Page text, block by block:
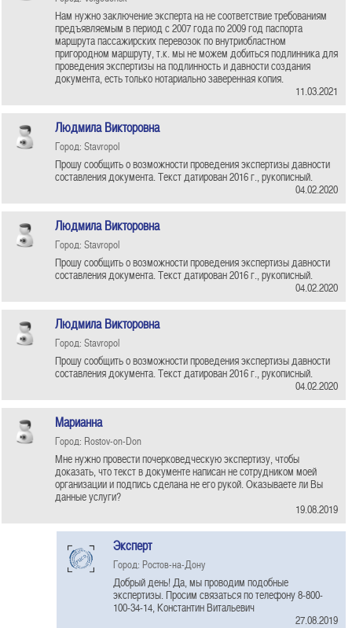
Нам нужно заключение эксперта на не соответствие требованиям
предъявляемым в период с 2007 года по 2009 год паспорта
маршрута пассажирских перевозок по внутриобластном
пригородном маршруту, т.к. мы не можем добиться подлинника для
проведения экспертизы на подлинность и давности создания
документа, есть только нотариально заверенная копия.
11.03.2021
Людмила Викторовна
Город: Stavropol
Прошу сообщить о возможности проведения экспертизы давности
составления документа. Текст датирован 2016 г., рукописный.
04.02.2020
Людмила Викторовна
Город: Stavropol
Прошу сообщить о возможности проведения экспертизы давности
составления документа. Текст датирован 2016 г., рукописный.
04.02.2020
Людмила Викторовна
Город: Stavropol
Прошу сообщить о возможности проведения экспертизы давности
составления документа. Текст датирован 2016 г., рукописный.
04.02.2020
Марианна
Город: Rostov-on-Don
Мне нужно провести почерковедческую экспертизу, чтобы
доказать, что текст в документе написан не сотрудником моей
организации и подпись сделана не его рукой. Оказываете ли Вы
данные услуги?
19.08.2019
Эксперт
Город: Ростов-на-Дону
Добрый день! Да, мы проводим подобные
экспертизы. Просим связаться по телефону 8-800-
100-34-14, Константин Витальевич
27.08.2019